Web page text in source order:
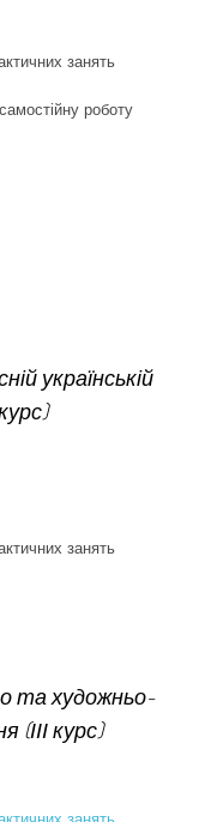
занять
роботу
українській
занять
та художньо-
(ІІІ курс)